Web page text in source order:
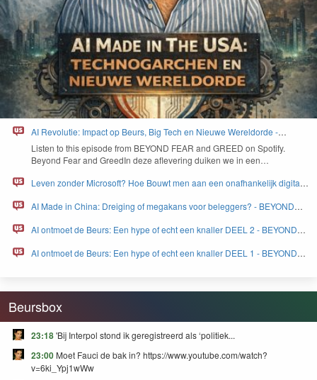
AI Revolutie: Impact op Beurs, Big Tech en Nieuwe Wereldorde -
BEYOND FEAR and GREED
Lis­ten to this episode from BEYOND FEAR and GREED on Spo­ti­fy.
Beyond Fear and Greed­In deze aflev­er­ing duiken we in een…
Leven zonder Microsoft? Hoe Bouwt men aan een onafhankelijk digitaal
AI Made in China: Dreiging of megakans voor beleggers? - BEYOND
AI ontmoet de Beurs: Een hype of echt een knaller DEEL 2 - BEYOND
AI ontmoet de Beurs: Een hype of echt een knaller DEEL 1 - BEYOND
Beursbox
23:18'Bij Interpol stond ik geregistreerd als ‘politiek...
23:00 Moet Fauci de bak in? https://www.youtube.com/watch?
v=6ki_Ypj1wWw